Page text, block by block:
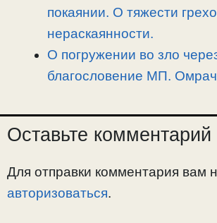
покаянии. О тяжести
нераскаянности.
О погружении во зло
благословение МП.
Оставьте комментарий
Для отправки комментария вам
авторизоваться.